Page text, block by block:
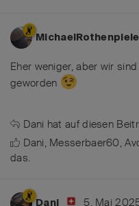
Eher weniger, aber wir
geworden
Dani hat auf diesen
Dani, Messerbaer60,
das.
Dani 5. Mai